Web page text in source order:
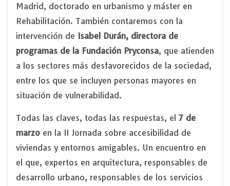
Madrid, doctorado en urbanismo y máster en
Rehabilitación. También contaremos con la
intervención de Isabel Durán, directora de
programas de la Fundación Pryconsa, que atienden
a los sectores más desfavorecidos de la sociedad,
entre los que se incluyen personas mayores en
situación de vulnerabilidad.
Todas las claves, todas las respuestas, el 7 de
marzo en la II Jornada sobre accesibilidad de
viviendas y entornos amigables. Un encuentro en
el que, expertos en arquitectura, responsables de
desarrollo urbano, responsables de los servicios